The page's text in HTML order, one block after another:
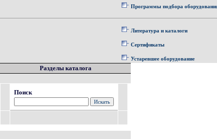
Программы подбора
Литература и каталоги
Сертификаты
Устаревшее оборудование
Разделы каталога
Поиск